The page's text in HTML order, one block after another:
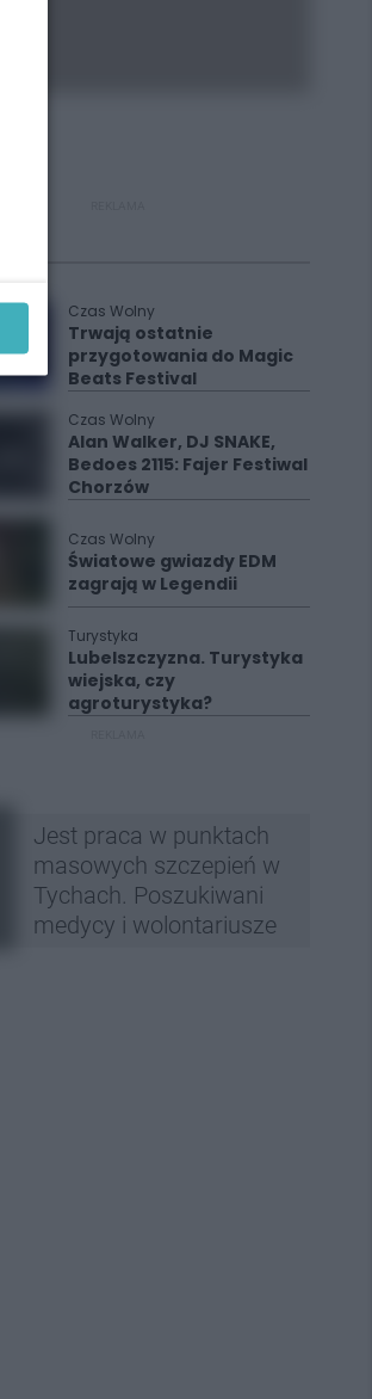
Czas Wolny
Trwają ostatnie
przygotowania do Magic
Beats Festival
Czas Wolny
Alan Walker, DJ SNAKE,
Bedoes 2115: Fajer Festiwal
Chorzów
Czas Wolny
Światowe gwiazdy EDM
zagrają w Legendii
Turystyka
Lubelszczyzna. Turystyka
wiejska, czy
agroturystyka?
Jest praca w punktach
masowych szczepień w
Tychach. Poszukiwani
medycy i wolontariusze